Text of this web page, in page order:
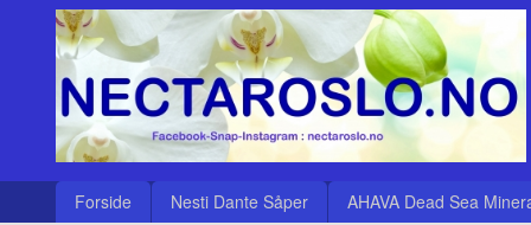
innholdet
Produkter
Forside Nesti Dante Såper AHAVA Dead Sea